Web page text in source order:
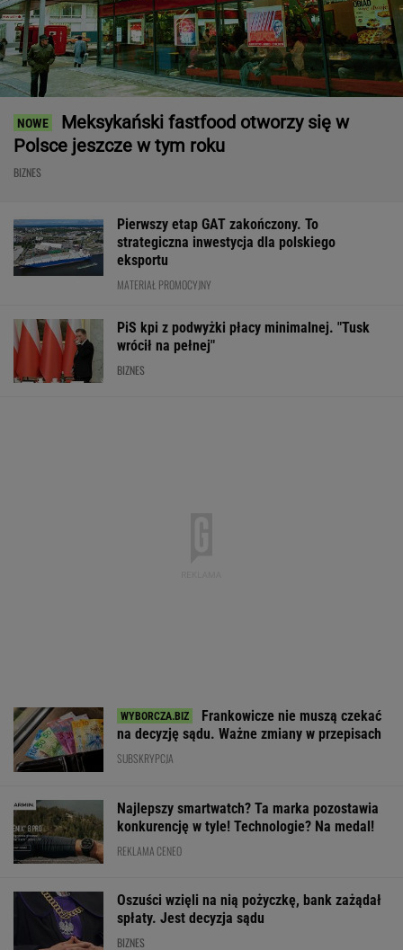
Meksykański fastfood otworzy się w
Polsce jeszcze w tym roku
BIZNES
Pierwszy etap GAT zakończony. To
strategiczna inwestycja dla polskiego
eksportu
MATERIAŁ PROMOCYJNY
PiS kpi z podwyżki płacy minimalnej. "Tusk
wrócił na pełnej"
BIZNES
Frankowicze nie muszą czekać
na decyzję sądu. Ważne zmiany w przepisach
SUBSKRYPCJA
Najlepszy smartwatch? Ta marka pozostawia
konkurencję w tyle! Technologie? Na medal!
REKLAMA CENEO
Oszuści wzięli na nią pożyczkę, bank zażądał
spłaty. Jest decyzja sądu
BIZNES